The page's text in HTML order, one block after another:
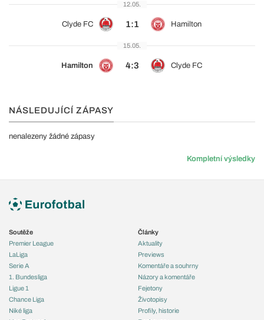
12.05.
Clyde FC 1:1 Hamilton
15.05.
Hamilton 4:3 Clyde FC
NÁSLEDUJÍCÍ ZÁPASY
nenalezeny žádné zápasy
Kompletní výsledky
Soutěže
Premier League
LaLiga
Serie A
1. Bundesliga
Ligue 1
Chance Liga
Niké liga
Články
Aktuality
Previews
Komentáře a souhrny
Názory a komentáře
Fejetony
Životopisy
Profily, historie